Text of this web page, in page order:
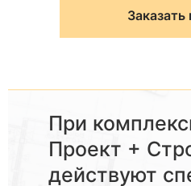
Заказать
При
Проект +
действуют